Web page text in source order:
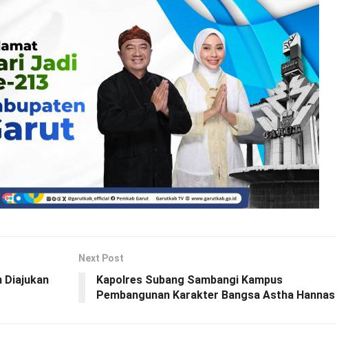
Diajukan
Next Post
Kapolres Subang Sambangi Kampus
Pembangunan Karakter Bangsa Astha Hannas